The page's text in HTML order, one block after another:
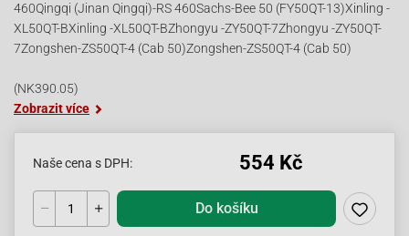
460Qingqi (Jinan Qingqi)-RS 460Sachs-Bee 50 (FY50QT-13)Xinling -
XL50QT-BXinling -XL50QT-BZhongyu -ZY50QT-7Zhongyu -ZY50QT-
7Zongshen-ZS50QT-4 (Cab 50)Zongshen-ZS50QT-4 (Cab 50)
(NK390.05)
Zobrazit více
Naše cena s DPH: 554 Kč
Do košíku